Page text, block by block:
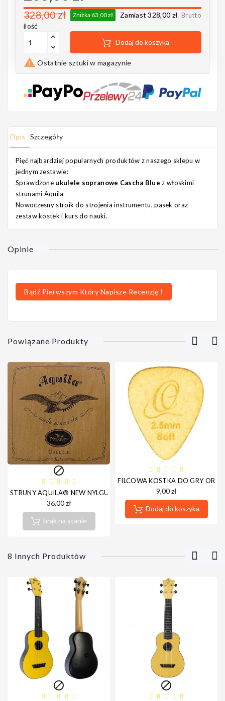
328,00 zł Zniżka 63,00 zł Zamiast 328,00 zł Brutto
ilość
Dodaj do koszyka
 Ostatnie sztuki w magazynie
Opis Szczegóły
Pięć najbardziej popularnych produktów z naszego sklepu w
jednym zestawie:
Sprawdzone ukulele sopranowe Cascha Blue z włoskimi
strunami Aquila
Nowoczesny stroik do strojenia instrumentu, pasek oraz
zestaw kostek i kurs do nauki.
Opinie
Bądź Pierwszym Który Napisze Recenzję !
Powiązane Produkty

STRUNY AQUILA® NEW NYLGUT (UKULELE SOPRANOWE)
36,00 zł
brak na stanie
FILCOWA KOSTKA DO GRY
9,00 zł
Dodaj do koszyka
8 Innych Produktów
 